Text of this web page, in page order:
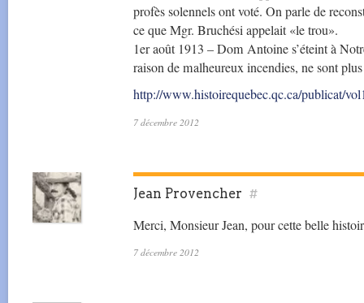
profès solennels ont voté. On parle de
ce que Mgr. Bruchési appelait «le trou».
1er août 1913 – Dom Antoine s’éteint à
raison de malheureux incendies, ne sont
http://www.histoirequebec.qc.ca/publicat/
7 décembre 2012
Jean Provencher #
Merci, Monsieur Jean, pour cette belle
7 décembre 2012